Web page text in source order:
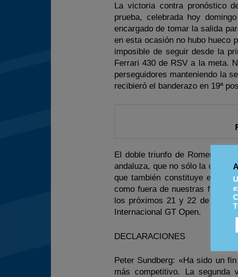
La victoria contra pronóstico
prueba, celebrada hoy
encargado de tomar la salida
en esta ocasión no hubo hueco
imposible de seguir desde la
Ferrari 430 de RSV a la meta.
perseguidores manteniendo la
recibieró el banderazo en 19ª
El doble triunfo de Romero y
andaluza, que no sólo la coloca
que también constituye el
como fuera de nuestras
los próximos 21 y 22 de abril
Internacional GT Open.
DECLARACIONES
Peter Sundberg: «Ha sido un
más competitivo. La segunda